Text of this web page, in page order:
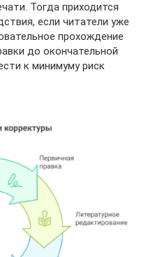
Тогда приходится
если читатели уже
прохождение
до окончательной
к минимуму риск